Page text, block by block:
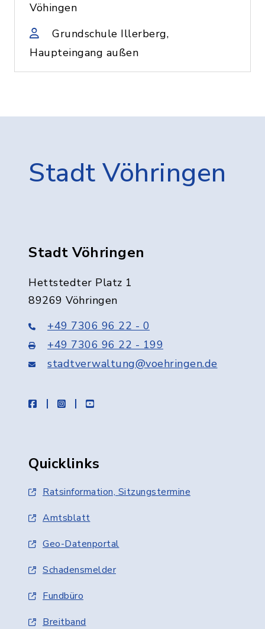
Vöhingen
Grundschule Illerberg,
Haupteingang außen
Stadt Vöhringen
Stadt Vöhringen
Hettstedter Platz 1
89269 Vöhringen
+49 7306 96 22 - 0
+49 7306 96 22 - 199
stadtverwaltung@voehringen.de
facebookinstagramyoutube
Quicklinks
Ratsinformation, Sitzungstermine
Amtsblatt
Geo-Datenportal
Schadensmelder
Fundbüro
Breitband